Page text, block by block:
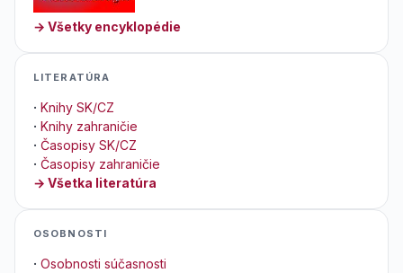
→ Všetky encyklopédie
LITERATÚRA
· Knihy SK/CZ
· Knihy zahraničie
· Časopisy SK/CZ
· Časopisy zahraničie
→ Všetka literatúra
OSOBNOSTI
· Osobnosti súčasnosti